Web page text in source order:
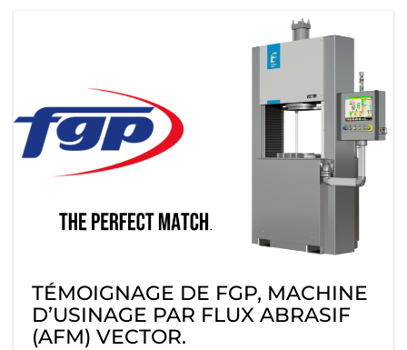
TÉMOIGNAGE DE FGP, MACHINE
D’USINAGE PAR FLUX ABRASIF
(AFM) VECTOR.